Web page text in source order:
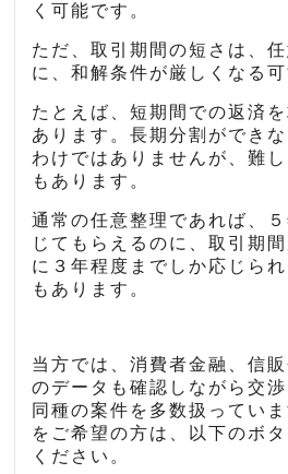
く可能です。
ただ、取引期間の短さは、
に、和解条件が厳しくなる
たとえば、短期間での返済
あります。長期分割ができ
わけではありませんが、難
もあります。
通常の任意整理であれば、
じてもらえるのに、取引期
に３年程度までしか応じら
もあります。
当方では、消費者金融、信
のデータも確認しながら交
同種の案件を多数扱ってい
をご希望の方は、以下のボ
ください。